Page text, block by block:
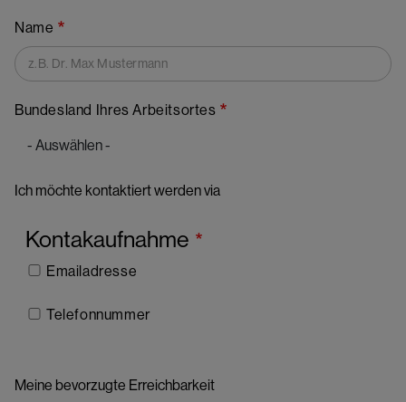
Name
Bundesland Ihres Arbeitsortes
Ich möchte kontaktiert werden via
Kontakaufnahme
Emailadresse
Telefonnummer
Meine bevorzugte Erreichbarkeit